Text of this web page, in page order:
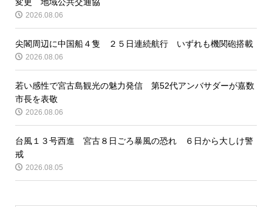
2026.08.06
尖閣周辺に中国船４隻 ２５日連続航行 いずれも機関砲搭載
2026.08.06
若い感性で宮古島観光の魅力発信 第52代アンバサダーが嘉数
市長を表敬
2026.08.06
台風１３号西進 宮古８日ごろ暴風の恐れ ６日から大しけ警
戒
2026.08.05